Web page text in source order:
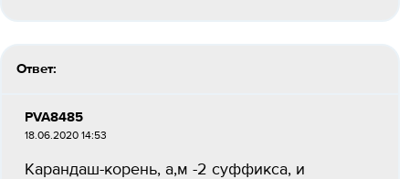
Ответ:
PVA8485
18.06.2020 14:53
Карандаш-корень, а,м -2 суффикса, и